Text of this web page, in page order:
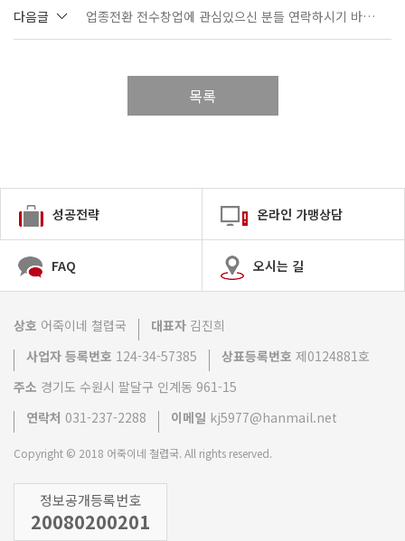
다음글 업종전환 전수창업에 관심있으신 분들 연락하시기 바랍니다.
목록
성공전략 온라인 가맹상담
FAQ 오시는 길
상호 어죽이네 쳘렵국 대표자 김진희
사업자 등록번호 124-34-57385 상표등록번호 제0124881호
주소 경기도 수원시 팔달구 인계동 961-15
연락처 031-237-2288 이메일 kj5977@hanmail.net
Copyright © 2018 어죽이네 철렵국. All rights reserved.
정보공개등록번호
20080200201